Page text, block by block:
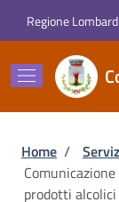
Regione
Home /
prodotti